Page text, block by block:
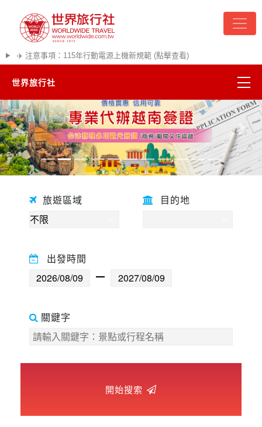
✈️ 注意事項：115年行動電源上機新規範 (點擊查看)
世界旅行社
精彩越南
熱門韓國
超夯日本
世界臻旅
歐洲之旅
往前
往後
旅遊區域
目的地
出發時間
關鍵字
超夯富國島
Phu Quoc Island